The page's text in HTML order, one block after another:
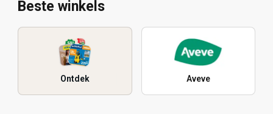
Beste winkels
Ontdek Aveve